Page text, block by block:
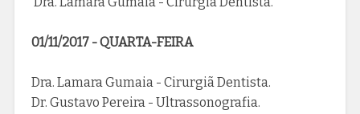
01/11/2017 - QUARTA-FEIRA
Dra. Lamara Gumaia - Cirurgiã Dentista.
Dr. Gustavo Pereira - Ultrassonografia.